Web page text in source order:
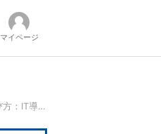
マイページ
システム管理者を悪者にしない、特権ID管理ソリューションの選び方：IT導入完全ガイド